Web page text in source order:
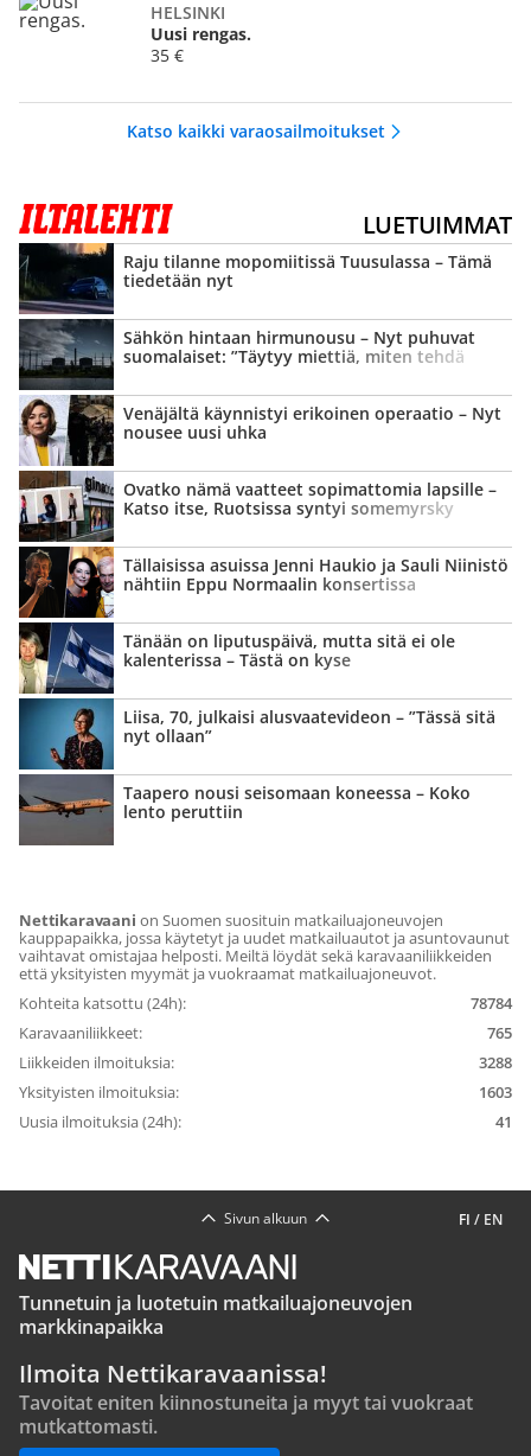
HELSINKI
Uusi rengas.
35 €
Katso kaikki varaosailmoitukset
LUETUIMMAT
Raju tilanne mopomiitissä Tuusulassa – Tämä
tiedetään nyt
Sähkön hintaan hirmunousu – Nyt puhuvat
suomalaiset: ”Täytyy miettiä, miten tehdä
Venäjältä käynnistyi erikoinen operaatio – Nyt
nousee uusi uhka
Ovatko nämä vaatteet sopimattomia lapsille –
Katso itse, Ruotsissa syntyi somemyrsky
Tällaisissa asuissa Jenni Haukio ja Sauli Niinistö
nähtiin Eppu Normaalin konsertissa
Tänään on liputuspäivä, mutta sitä ei ole
kalenterissa – Tästä on kyse
Liisa, 70, julkaisi alusvaate­videon – ”Tässä sitä
nyt ollaan”
Taapero nousi seisomaan koneessa – Koko
lento peruttiin
Nettikaravaani on Suomen suosituin matkailuajoneuvojen
kauppapaikka, jossa käytetyt ja uudet matkailuautot ja asuntovaunut
vaihtavat omistajaa helposti. Meiltä löydät sekä karavaaniliikkeiden
että yksityisten myymät ja vuokraamat matkailuajoneuvot.
Kohteita katsottu (24h):
78784
Karavaaniliikkeet:
765
Liikkeiden ilmoituksia:
3288
Yksityisten ilmoituksia:
1603
Uusia ilmoituksia (24h):
41
FI / EN
Sivun alkuun
Tunnetuin ja luotetuin matkailuajoneuvojen
markkinapaikka
Ilmoita Nettikaravaanissa!
Tavoitat eniten kiinnostuneita ja myyt tai vuokraat
mutkattomasti.